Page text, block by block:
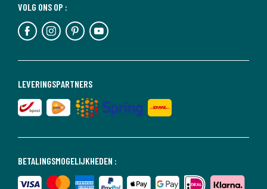
BETALINGSMOGELIJKHEDEN :
LEVERINGSPARTNERS
VOLG ONS OP :